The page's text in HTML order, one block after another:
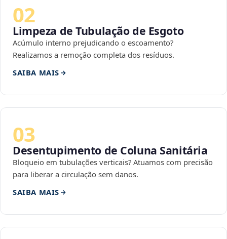
02
Limpeza de Tubulação de Esgoto
Acúmulo interno prejudicando o escoamento?
Realizamos a remoção completa dos resíduos.
SAIBA MAIS
03
Desentupimento de Coluna Sanitária
Bloqueio em tubulações verticais? Atuamos com precisão
para liberar a circulação sem danos.
SAIBA MAIS